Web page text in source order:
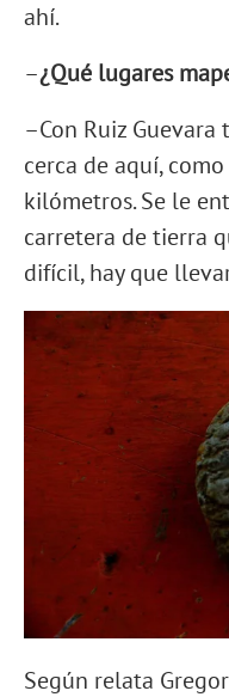
ahí.
–¿Qué lugares
–Con Ruiz
cerca de aquí,
kilómetros. Se le
carretera de tierra
difícil, hay que
Según relata